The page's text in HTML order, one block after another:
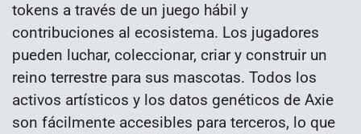
tokens a través de un juego hábil y
contribuciones al ecosistema. Los jugadores
pueden luchar, coleccionar, criar y construir un
reino terrestre para sus mascotas. Todos los
activos artísticos y los datos genéticos de Axie
son fácilmente accesibles para terceros, lo que